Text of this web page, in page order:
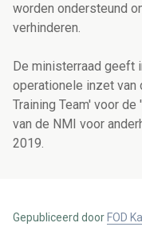
worden ondersteund
verhinderen.
De ministerraad geeft
operationele inzet
Training Team' voor
van de NMI voor
2019.
Gepubliceerd door FOD